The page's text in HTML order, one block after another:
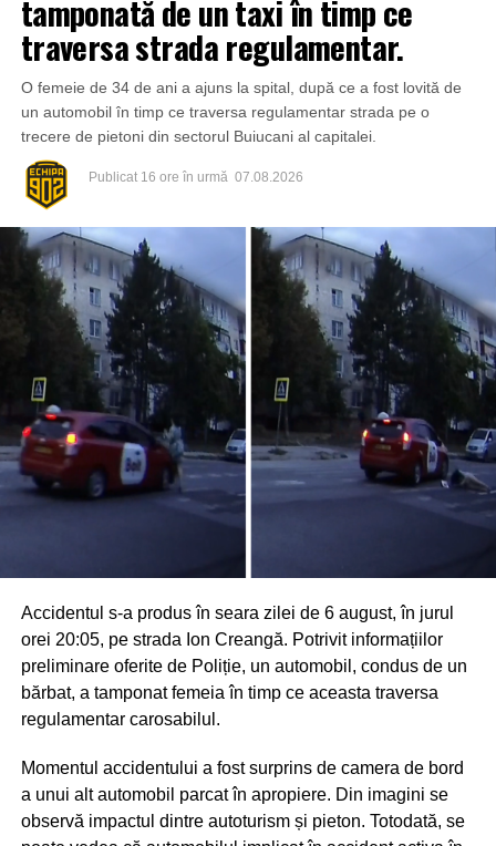
tamponată de un taxi în timp ce
traversa strada regulamentar.
O femeie de 34 de ani a ajuns la spital, după ce a fost lovită de
un automobil în timp ce traversa regulamentar strada pe o
trecere de pietoni din sectorul Buiucani al capitalei.
Publicat 16 ore în urmă 07.08.2026
Accidentul s-a produs în seara zilei de 6 august, în jurul
orei 20:05, pe strada Ion Creangă. Potrivit informațiilor
preliminare oferite de Poliție, un automobil, condus de un
bărbat, a tamponat femeia în timp ce aceasta traversa
regulamentar carosabilul.
Momentul accidentului a fost surprins de camera de bord
a unui alt automobil parcat în apropiere. Din imagini se
observă impactul dintre autoturism și pieton. Totodată, se